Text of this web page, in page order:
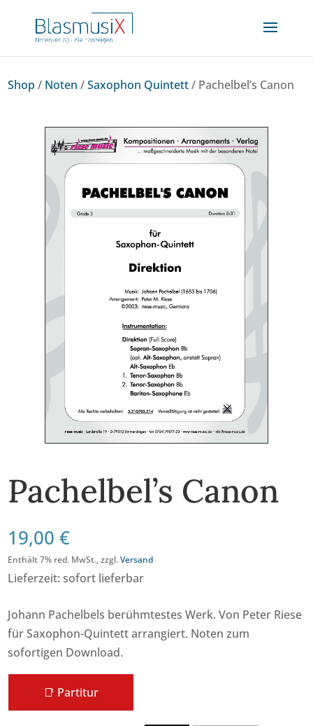
Shop / Noten /Saxophon Quintett/ Pachelbel’s Canon
Pachelbel’s Canon
19,00€
Enthält 7% red. MwSt., zzgl.Versand
Lieferzeit: sofort lieferbar
Johann Pachelbels berühmtestes Werk. Von Peter Riese
für Saxophon-Quintett arrangiert. Noten zum
sofortigen Download.
📑 Partitur